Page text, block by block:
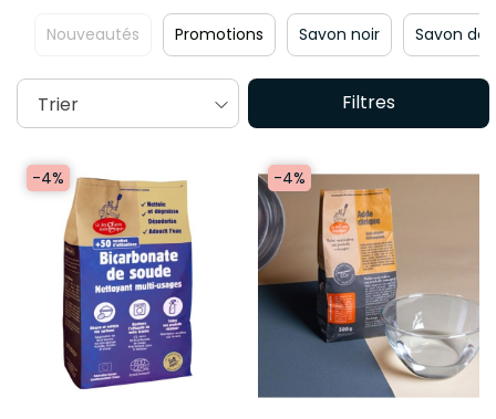
Promotions Savon noir Savon de Marseille
Filtres
Trier
-4% -4%